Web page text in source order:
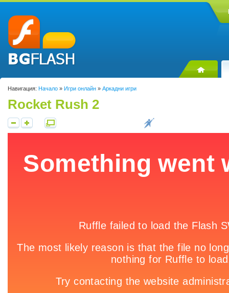
Навигация: Начало » Игри онлайн » Аркадни игри
Rocket Rush 2